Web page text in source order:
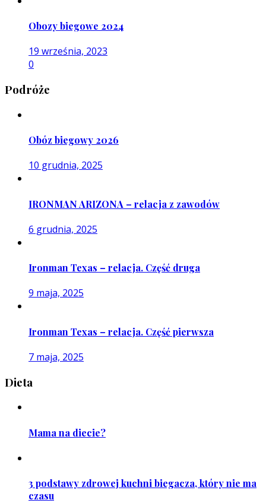
Obozy biegowe 2024
19 września, 2023
0
Podróże
Obóz biegowy 2026
10 grudnia, 2025
IRONMAN ARIZONA – relacja z zawodów
6 grudnia, 2025
Ironman Texas – relacja. Część druga
9 maja, 2025
Ironman Texas – relacja. Część pierwsza
7 maja, 2025
Dieta
Mama na diecie?
3 podstawy zdrowej kuchni biegacza, który nie ma
czasu